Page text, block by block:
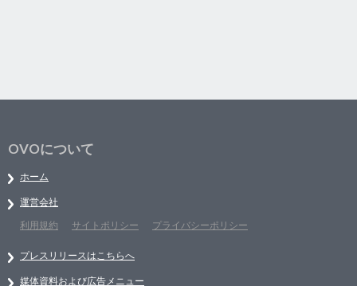
OVOについて
ホーム
運営会社
利用規約
サイトポリシー プライバシーポリシー
プレスリリースはこちらへ
媒体資料および広告メニュー